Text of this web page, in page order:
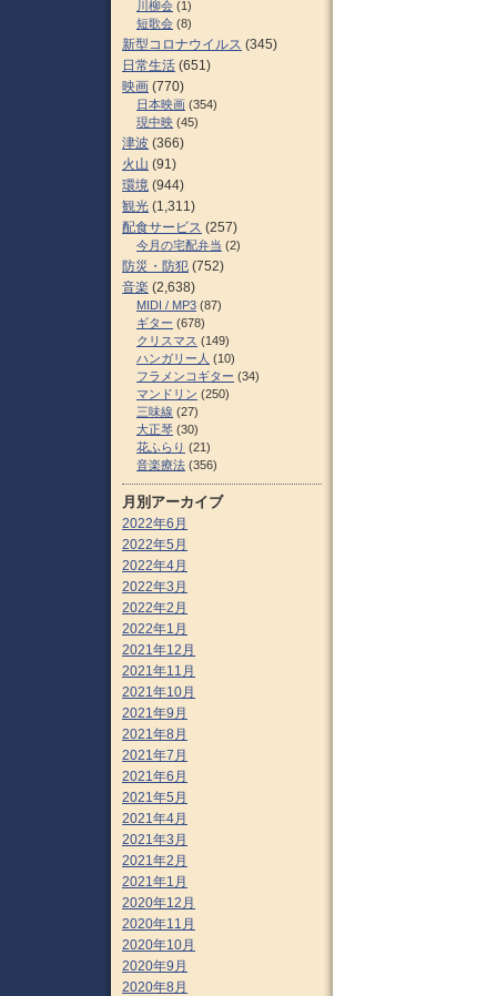
川柳会 (1)
短歌会 (8)
新型コロナウイルス (345)
日常生活 (651)
映画 (770)
日本映画 (354)
現中映 (45)
津波 (366)
火山 (91)
環境 (944)
観光 (1,311)
配食サービス (257)
今月の宅配弁当 (2)
防災・防犯 (752)
音楽 (2,638)
MIDI / MP3 (87)
ギター (678)
クリスマス (149)
ハンガリー人 (10)
フラメンコギター (34)
マンドリン (250)
三味線 (27)
大正琴 (30)
花ふらり (21)
音楽療法 (356)
月別アーカイブ
2022年6月
2022年5月
2022年4月
2022年3月
2022年2月
2022年1月
2021年12月
2021年11月
2021年10月
2021年9月
2021年8月
2021年7月
2021年6月
2021年5月
2021年4月
2021年3月
2021年2月
2021年1月
2020年12月
2020年11月
2020年10月
2020年9月
2020年8月